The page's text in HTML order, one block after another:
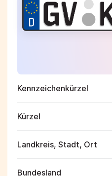
Kennzeichenkürzel
Kürzel
Landkreis, Stadt, Ort
Bundesland